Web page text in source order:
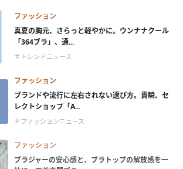
ファッション
真夏の胸元、さらっと軽やかに。ウンナナクール
「364ブラ」、通...
＃トレンドニュース
ファッション
ブランドや流行に左右されない選び方。貴瞬、セ
レクトショップ「A...
＃ファッションニュース
ファッション
ブラジャーの安心感と、ブラトップの解放感を一